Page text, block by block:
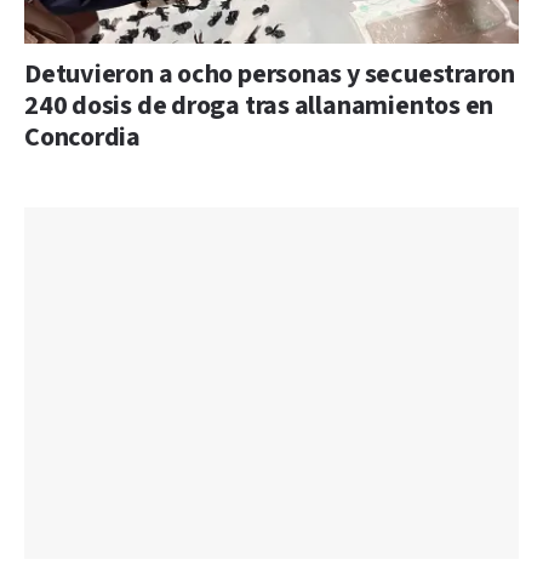
Detuvieron a ocho personas y secuestraron
240 dosis de droga tras allanamientos en
Concordia